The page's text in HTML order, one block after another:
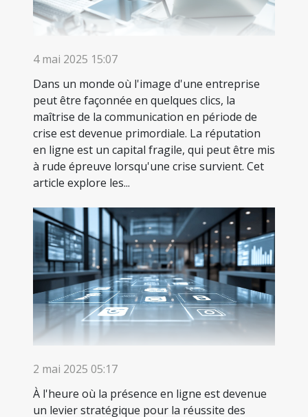
4 mai 2025 15:07
Dans un monde où l'image d'une entreprise
peut être façonnée en quelques clics, la
maîtrise de la communication en période de
crise est devenue primordiale. La réputation
en ligne est un capital fragile, qui peut être mis
à rude épreuve lorsqu'une crise survient. Cet
article explore les...
2 mai 2025 05:17
À l'heure où la présence en ligne est devenue
un levier stratégique pour la réussite des